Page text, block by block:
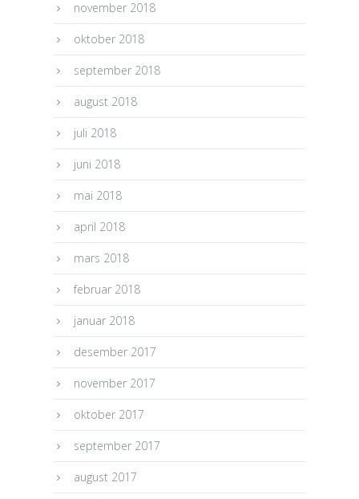
november 2018
oktober 2018
september 2018
august 2018
juli 2018
juni 2018
mai 2018
april 2018
mars 2018
februar 2018
januar 2018
desember 2017
november 2017
oktober 2017
september 2017
august 2017